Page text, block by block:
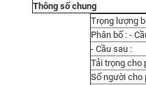
Thông số chung
Trọng lượng
Phân bố : -
- Cầu sau :
Tải trọng cho
Số người cho